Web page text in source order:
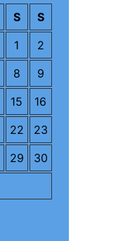
S
S
1
2
8
9
15
16
22
23
29
30